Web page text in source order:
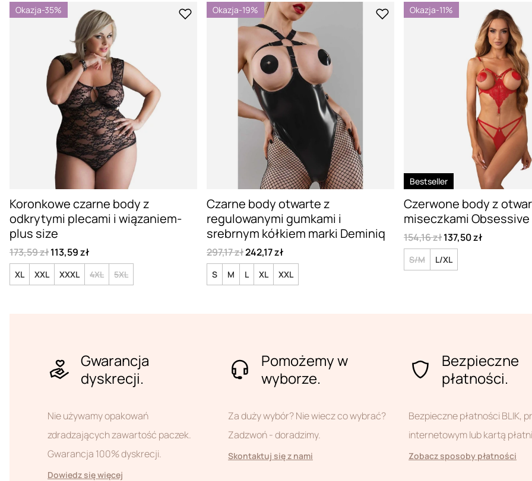
Okazja-35%
Koronkowe czarne body z
odkrytymi plecami i wiązaniem-
plus size
173,59 zł113,59 zł
XL XXL XXXL 4XL 5XL
Okazja-19%
Czarne body otwarte z
regulowanymi gumkami i
srebrnym kółkiem marki Deminiq
297,17 zł242,17 zł
S M L XL XXL
Okazja-11%
Bestseller
Czerwone body z
miseczkami
154,16 zł137,50 zł
S/M L/XL
Gwarancja
dyskrecji.
Nie używamy opakowań
zdradzających zawartość paczek.
Gwarancja 100% dyskrecji.
Dowiedz się więcej
Pomożemy w
wyborze.
Za duży wybór? Nie wiecz co wybrać?
Zadzwoń - doradzimy.
Skontaktuj się z nami
Bezpieczne
płatności.
Bezpieczne płatności BLIK,
internetowym lub kartą
Zobacz sposoby płatności